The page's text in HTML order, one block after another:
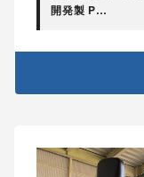
開発製 P…